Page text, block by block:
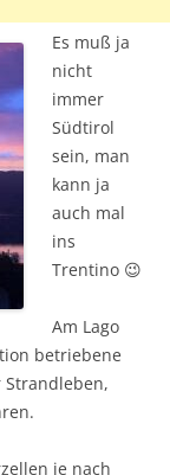
Es muß ja
nicht
immer
Südtirol
sein, man
kann ja
auch mal
ins
Trentino 😉
Am Lago
betriebene
Strandleben,
je nach